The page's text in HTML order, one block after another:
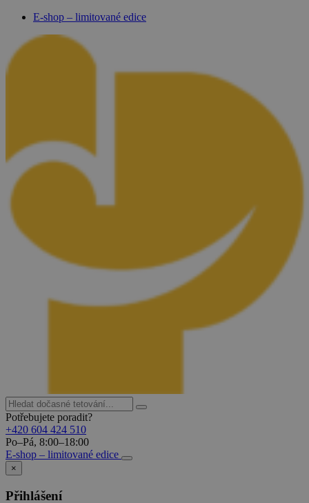
E-shop – limitované edice
Potřebujete poradit?
+420 604 424 510
Po–Pá, 8:00–18:00
E-shop – limitované edice
×
Přihlášení